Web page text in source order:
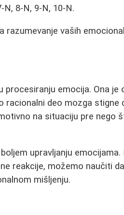
N, 8-N, 9-N, 10-N.
vaših
procesiranju emocija. Ona je
racionalni deo mozga stigne
na situaciju pre nego
upravljanju emocijama.
reakcije, možemo naučiti
mišljenju.